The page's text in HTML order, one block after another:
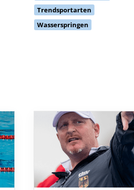
Trendsportarten
Wasserspringen